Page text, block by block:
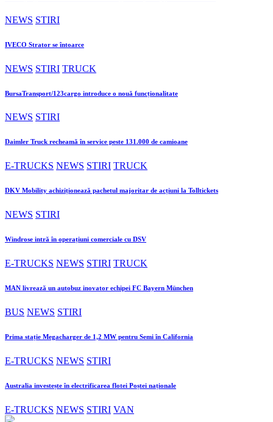
NEWS STIRI
IVECO Strator se întoarce
NEWS STIRI TRUCK
BursaTransport/123cargo introduce o nouă funcționalitate
NEWS STIRI
Daimler Truck recheamă în service peste 131.000 de camioane
E-TRUCKS NEWS STIRI TRUCK
DKV Mobility achiziționează pachetul majoritar de acțiuni la Tolltickets
NEWS STIRI
Windrose intră în operațiuni comerciale cu DSV
E-TRUCKS NEWS STIRI TRUCK
MAN livrează un autobuz inovator echipei FC Bayern München
BUS NEWS STIRI
Prima stație Megacharger de 1,2 MW pentru Semi în California
E-TRUCKS NEWS STIRI
Australia investește în electrificarea flotei Poștei naționale
E-TRUCKS NEWS STIRI VAN